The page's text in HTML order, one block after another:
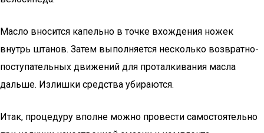
Масло вносится капельно в точке вхождения ножек
внутрь штанов. Затем выполняется несколько возвратно-
поступательных движений для проталкивания масла
дальше. Излишки средства убираются.
Итак, процедуру вполне можно провести самостоятельно